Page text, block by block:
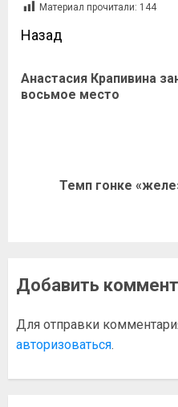
Материал прочитали: 144
Назад
Анастасия Крапивина
восьмое место
Темп гонке
Добавить
Для отправки
авторизоваться.